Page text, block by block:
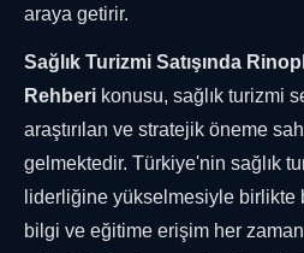
araya getirir.
Sağlık Turizmi Satışında
Rehberi konusu, sağlık turizmi
araştırılan ve stratejik öneme
gelmektedir. Türkiye'nin sağlık
liderliğine yükselmesiyle birlikte
bilgi ve eğitime erişim her